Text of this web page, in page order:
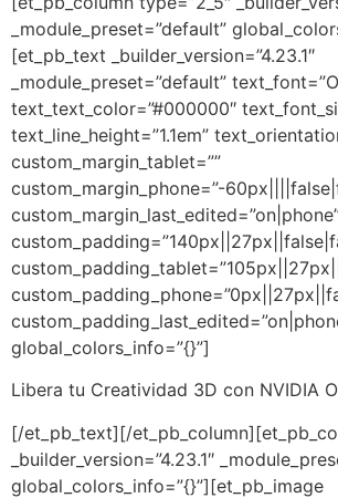
_module_preset=”default”
[et_pb_text _builder_version=”4.23.1″
_module_preset=”default”
text_text_color=”#000000″
text_line_height=”1.1em”
custom_margin_tablet=””
custom_margin_phone=”-
global_colors_info=”{}”]
Libera tu Creatividad 3D con NVIDIA
[/et_pb_text][/
_builder_version=”4.23.1″
global_colors_info=”{}”][et_pb_image